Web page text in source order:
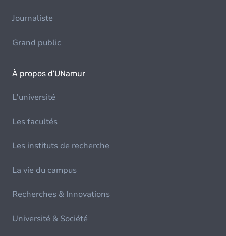
Journaliste
Grand public
À propos d'UNamur
L'université
Les facultés
Les instituts de recherche
La vie du campus
Recherches & Innovations
Université & Société